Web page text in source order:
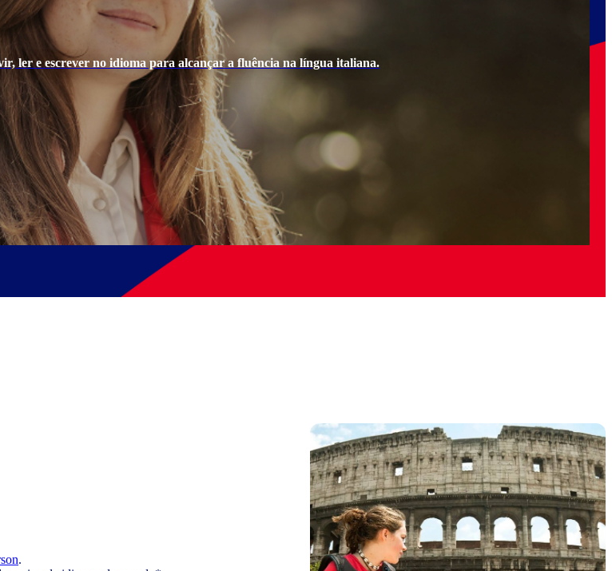
ler e escrever no idioma para alcançar a fluência na língua italiana.
.